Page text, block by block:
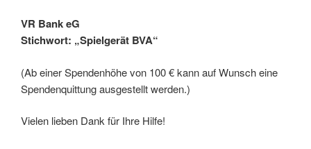
VR Bank eG
Stichwort: „Spielgerät BVA“
(Ab einer Spendenhöhe von 100 € kann auf Wunsch eine
Spendenquittung ausgestellt werden.)
Vielen lieben Dank für Ihre Hilfe!